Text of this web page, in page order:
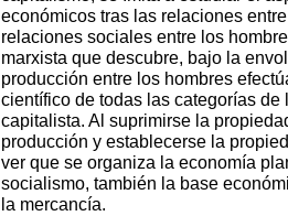
económicos tras las relaciones
relaciones sociales entre los
marxista que descubre, bajo la
producción entre los hombres
científico de todas las categorías
capitalista. Al suprimirse la
producción y establecerse la
ver que se organiza la economía
socialismo, también la base
la mercancía.